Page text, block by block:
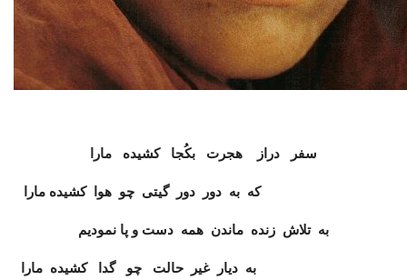
سفر دراز هجرت بکُجا کشیده مارا
که به دور دور گیتی چو هوا کشیده مارا
به تلاش زنده ماندن همه دست و پا نمودیم
به دیار غیر حالت چو گدا کشیده مارا